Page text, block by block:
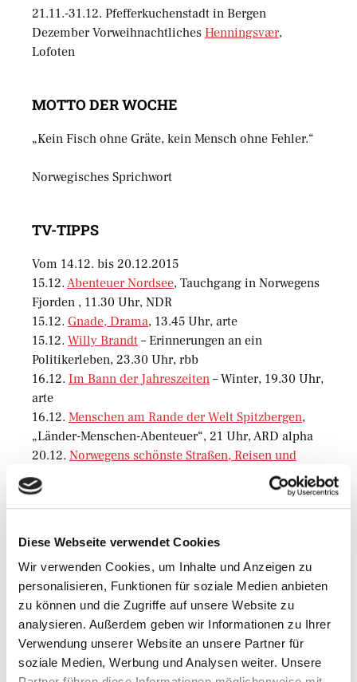
Diese Webseite verwendet Cookies
Wir verwenden Cookies, um Inhalte und Anzeigen zu
personalisieren, Funktionen für soziale Medien anbieten
zu können und die Zugriffe auf unsere Website zu
analysieren. Außerdem geben wir Informationen zu Ihrer
Verwendung unserer Website an unsere Partner für
soziale Medien, Werbung und Analysen weiter. Unsere
21.11.-31.12. Pfefferkuchenstadt in Bergen
Dezember Vorweihnachtliches Henningsvær,
Lofoten
MOTTO DER WOCHE
„Kein Fisch ohne Gräte, kein Mensch ohne Fehler.“
Norwegisches Sprichwort
TV-TIPPS
Vom 14.12. bis 20.12.2015
15.12. Abenteuer Nordsee, Tauchgang in Norwegens
Fjorden , 11.30 Uhr, NDR
15.12. Gnade, Drama, 13.45 Uhr, arte
15.12. Willy Brandt – Erinnerungen an ein
Politikerleben, 23.30 Uhr, rbb
16.12. Im Bann der Jahreszeiten – Winter, 19.30 Uhr,
arte
16.12. Menschen am Rande der Welt Spitzbergen,
„Länder-Menschen-Abenteuer“, 21 Uhr, ARD alpha
20.12. Norwegens schönste Straßen, Reisen und
Rasten zwischen Fjell und Fjord
, 13.15 Uhr, einsplus
20.12.
, 14 UIhr,
einsplus
einsplus
Verfasst von Martin Schmidt
Mehr aus dieser